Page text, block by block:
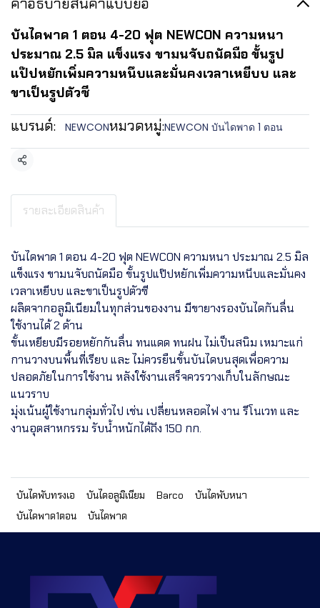
บันไดพาด 1 ตอน 4-20 ฟุต NEWCON ความหนา
ประมาณ 2.5 มิล แข็งแรง ขามนจับถนัดมือ ขั้นรูป
แป๊ปหยักเพิ่มความหนึบและมั่นคงเวลาเหยีบบ และ
ขาเป็นรูปตัวซี
แบรนด์: NEWCONหมวดหมู่:NEWCON บันไดพาด 1 ตอน
แชร์
รายละเอียดสินค้า
บันไดพาด 1 ตอน 4-20 ฟุต NEWCON ความหนา ประมาณ 2.5 มิล
แข็งแรง ขามนจับถนัดมือ ขั้นรูปแป๊ปหยักเพิ่มความหนึบและมั่นคง
เวลาเหยีบบ และขาเป็นรูปตัวซี
ผลิตจากอลูมิเนียมในทุกส่วนของงาน มีขายางรองบันไดกันลื่น
ใช้งานได้ 2 ด้าน
ขั้นเหยียบมีรอยหยักกันลื่น ทนแดด ทนฝน ไม่เป็นสนิม เหมาะแก่
กานวางบนพื้นที่เรียบ และ ไม่ควรยืนขั้นบันไดบนสุดเพื่อความ
ปลอดภัยในการใช้งาน หลังใช้งานเสร็จควรวางเก็บในลักษณะ
แนวราบ
มุ่งเน้นผู้ใช้งานกลุ่มทั่วไป เช่น เปลี่ยนหลอดไฟ งาน รีโนเวท และ
งานอุตสาหกรรม รับน้ำหนักได้ถึง 150 กก.
บันไดพับทรงเอ บันไดอลูมิเนียม Barco
บันไดพับหนา
บันไดพาด1ตอน
บันไดพาด